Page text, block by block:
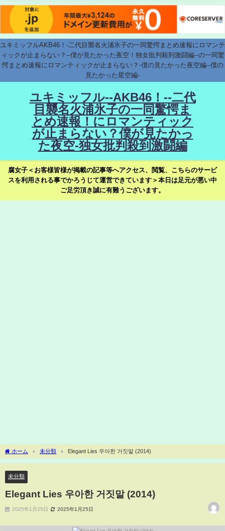
ユキミッフルAKB46！-二代目襲名火浦氷子の一同驚愕まとめ速報にロマンテ
ィックが止まらない？--僕が見たかった夜空！独女批判殺到激闘編--の一同驚
愕まとめ速報にロマンティックが止まらない？-僕の見たかった夜空編--僕の
見たかった星空編-
ユキミッフル--AKB46！--二代
目襲名火浦氷子の一同驚愕ま
とめ速報！にロマンティック
が止まらない？僕が見たかっ
た夜空-独女批判殺到激闘編
腐女子＜お客様皆様が掲載の記事等へアクセス、閲覧、こちらのサービ
スを利用される事でかろうじて運営できています＞本日は足元が悪い中
ご足労頂き誠に有難うございます。
ホーム 未分類 Elegant Lies 우아한 거짓말 (2014)
未分類
Elegant Lies 우아한 거짓말 (2014)
2025年1月25日 2025年1月25日